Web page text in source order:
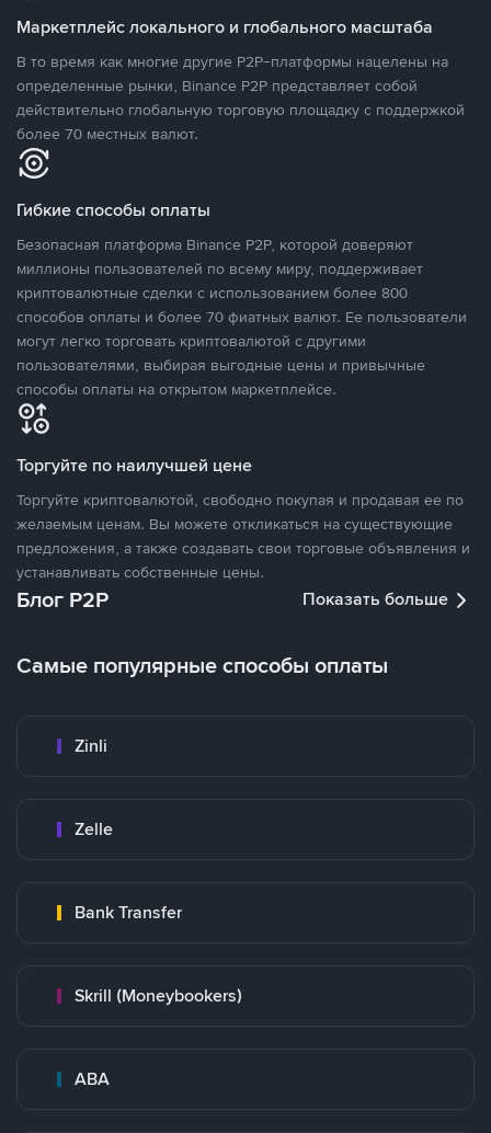
Маркетплейс локального и глобального масштаба
В то время как многие другие P2P-платформы нацелены на
определенные рынки, Binance P2P представляет собой
действительно глобальную торговую площадку с поддержкой
более 70 местных валют.
Гибкие способы оплаты
Безопасная платформа Binance P2P, которой доверяют
миллионы пользователей по всему миру, поддерживает
криптовалютные сделки с использованием более 800
способов оплаты и более 70 фиатных валют. Ее пользователи
могут легко торговать криптовалютой с другими
пользователями, выбирая выгодные цены и привычные
способы оплаты на открытом маркетплейсе.
Торгуйте по наилучшей цене
Торгуйте криптовалютой, свободно покупая и продавая ее по
желаемым ценам. Вы можете откликаться на существующие
предложения, а также создавать свои торговые объявления и
устанавливать собственные цены.
Блог P2P Показать больше
Самые популярные способы оплаты
Zinli
Zelle
Bank Transfer
Skrill (Moneybookers)
ABA